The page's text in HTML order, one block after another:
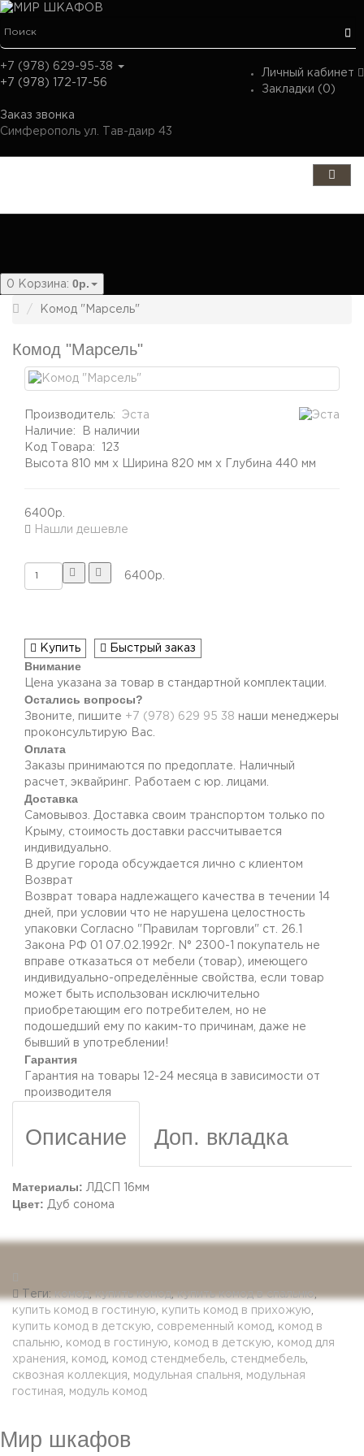
Личный кабинет
Закладки (0)
+7 (978) 629-95-38
+7 (978) 172-17-56
Заказ звонка
Симферополь ул. Тав-даир 43
0 Корзина: 0р.
Комод "Марсель"
Комод "Марсель"
Производитель:
Эста
Наличие:
В наличии
Код Товара:
123
Высота 810 мм x Ширина 820 мм x Глубина 440 мм
6400р.
Нашли дешевле
6400р.
Купить Быстрый заказ
Внимание
Цена указана за товар в стандартной комплектации.
Остались вопросы?
Звоните, пишите +7 (978) 629 95 38 наши менеджеры
проконсультирую Вас.
Оплата
Заказы принимаются по предоплате. Наличный
расчет, эквайринг. Работаем с юр. лицами.
Доставка
Самовывоз. Доставка своим транспортом только по
Крыму, стоимость доставки рассчитывается
индивидуально.
В другие города обсуждается лично с клиентом
Возврат
Возврат товара надлежащего качества в течении 14
дней, при условии что не нарушена целостность
упаковки Согласно "Правилам торговли" ст. 26.1
Закона РФ 01 07.02.1992г. N° 2300-1 покупатель не
вправе отказаться от мебели (товар), имеющего
индивидуально-определённые свойства, если товар
может быть использован исключительно
приобретающим его потребителем, но не
подошедший eмy по каким-то причинам, даже не
бывший в употреблении!
Гарантия
Гарантия на товары 12-24 месяца в зависимости от
производителя
Описание Доп. вкладка
Материалы: ЛДСП 16мм
Цвет: Дуб сонома
Теги:комод,купить комод,купить комод в спальню,
купить комод в гостиную
купить комод в прихожую
купить комод в детскую
современный комод
комод в
спальню
комод в гостиную комод в детскую
комод для
хранения
комод комод стендмебель стендмебель
сквозная коллекция
модульная спальня
модульная
гостиная
модуль комод
Мир шкафов